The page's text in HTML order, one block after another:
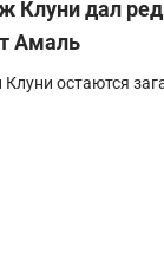
Клуни дал
Амаль
остаются